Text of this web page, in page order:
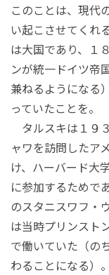
このことは、現代
い起こさせてくれ
は大国であり、１
ンが統一ドイツ帝
兼ねるようになる
っていたことを。
タルスキは１９
ャワを訪問したア
け、ハーバード大
に参加するためで
のスタニスワフ・
は当時プリンスト
で働いていた（の
わることになる）